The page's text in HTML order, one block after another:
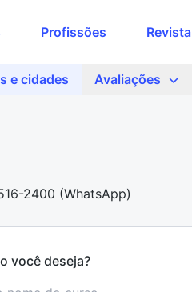
Profissões Revista
e cidades Avaliações
2400 (WhatsApp)
você deseja?